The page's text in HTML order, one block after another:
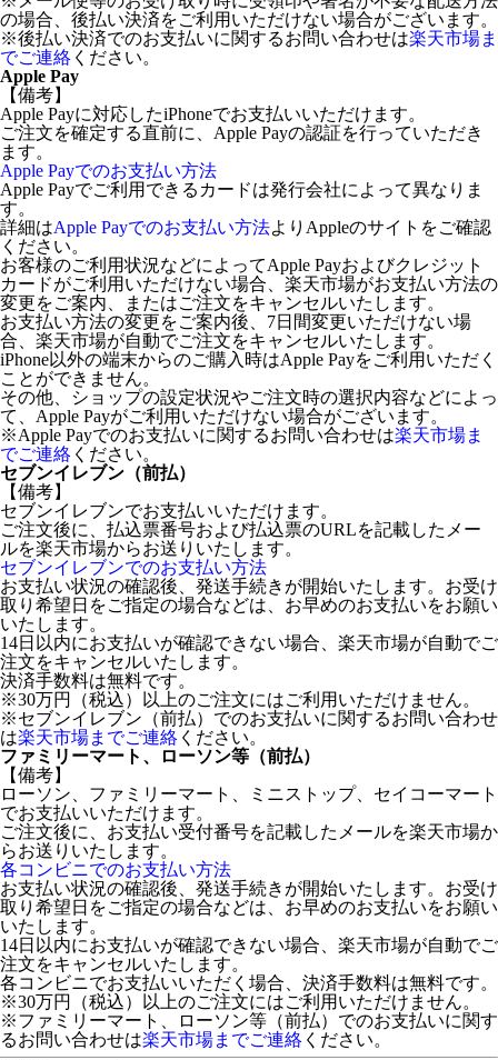
の場合、後払い決済をご利用いただけない場合がございます。
※後払い決済でのお支払いに関するお問い合わせは楽天市場ま
でご連絡 ください。
Apple Pay
【備考】
Apple Payに対応したiPhoneでお支払いいただけます。
ご注文を確定する直前に、Apple Payの認証を行っていただき
ます。
Apple Payでのお支払い方法
Apple Payでご利用できるカードは発行会社によって異なりま
す。
詳細はApple Payでのお支払い方法よりAppleのサイトをご確認
ください。
お客様のご利用状況などによってApple Payおよびクレジット
カードがご利用いただけない場合、楽天市場がお支払い方法の
変更をご案内、またはご注文をキャンセルいたします。
お支払い方法の変更をご案内後、7日間変更いただけない場
合、楽天市場が自動でご注文をキャンセルいたします。
iPhone以外の端末からのご購入時はApple Payをご利用いただく
ことができません。
その他、ショップの設定状況やご注文時の選択内容などによっ
て、Apple Payがご利用いただけない場合がございます。
※Apple Payでのお支払いに関するお問い合わせは楽天市場ま
でご連絡 ください。
セブンイレブン（前払）
【備考】
セブンイレブンでお支払いいただけます。
ご注文後に、払込票番号および払込票のURLを記載したメー
ルを楽天市場からお送りいたします。
セブンイレブンでのお支払い方法
お支払い状況の確認後、発送手続きが開始いたします。お受け
取り希望日をご指定の場合などは、お早めのお支払いをお願い
いたします。
14日以内にお支払いが確認できない場合、楽天市場が自動でご
注文をキャンセルいたします。
決済手数料は無料です。
※30万円（税込）以上のご注文にはご利用いただけません。
※セブンイレブン（前払）でのお支払いに関するお問い合わせ
は楽天市場までご連絡 ください。
ファミリーマート、ローソン等（前払）
【備考】
ローソン、ファミリーマート、ミニストップ、セイコーマート
でお支払いいただけます。
ご注文後に、お支払い受付番号を記載したメールを楽天市場か
らお送りいたします。
各コンビニでのお支払い方法
お支払い状況の確認後、発送手続きが開始いたします。お受け
取り希望日をご指定の場合などは、お早めのお支払いをお願い
いたします。
14日以内にお支払いが確認できない場合、楽天市場が自動でご
注文をキャンセルいたします。
各コンビニでお支払いいただく場合、決済手数料は無料です。
※30万円（税込）以上のご注文にはご利用いただけません。
※ファミリーマート、ローソン等（前払）でのお支払いに関す
るお問い合わせは楽天市場までご連絡 ください。